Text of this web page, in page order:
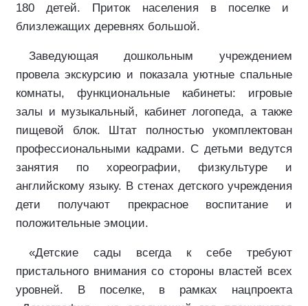
180 детей. Приток населения в поселке и
близлежащих деревнях большой.
Заведующая дошкольным учреждением
провела экскурсию и показала уютные спальные
комнаты, функциональные кабинеты: игровые
залы и музыкальный, кабинет логопеда, а также
пищевой блок. Штат полностью укомплектован
профессиональными кадрами. С детьми ведутся
занятия по хореографии, физкультуре и
английскому языку. В стенах детского учреждения
дети получают прекрасное воспитание и
положительные эмоции.
«Детские сады всегда к себе требуют
пристального внимания со стороны властей всех
уровней. В поселке, в рамках нацпроекта